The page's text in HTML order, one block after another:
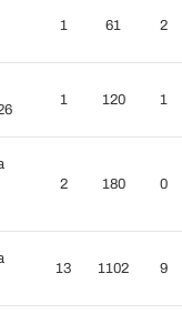
1 61 2
1 120 1
2 180 0
13 1102 9